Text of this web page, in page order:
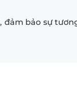
bảo sự